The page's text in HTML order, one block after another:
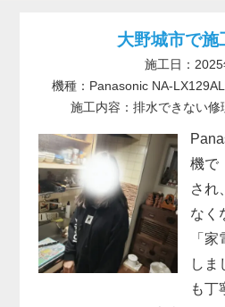
大野城市で
施工日：2025
機種：Panasonic NA-
施工内容：排水できない修
機で
され
なく
「
しま
も丁